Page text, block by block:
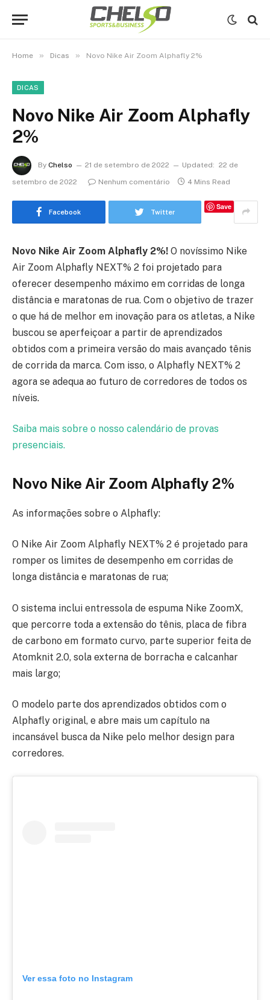
Home » Dicas » Novo Nike Air Zoom Alphafly 2%
DICAS
Novo Nike Air Zoom Alphafly
2%
By Chelso 21 de setembro de 2022 Updated: 22 de
setembro de 2022
Nenhum comentário 4 Mins Read
Facebook Twitter
Save
Novo Nike Air Zoom Alphafly 2%! O novíssimo Nike
Air Zoom Alphafly NEXT% 2 foi projetado para
oferecer desempenho máximo em corridas de longa
distância e maratonas de rua. Com o objetivo de trazer
o que há de melhor em inovação para os atletas, a Nike
buscou se aperfeiçoar a partir de aprendizados
obtidos com a primeira versão do mais avançado tênis
de corrida da marca. Com isso, o Alphafly NEXT% 2
agora se adequa ao futuro de corredores de todos os
níveis.
Saiba mais sobre o nosso calendário de provas
presenciais.
Novo Nike Air Zoom Alphafly 2%
As informações sobre o Alphafly:
O Nike Air Zoom Alphafly NEXT% 2 é projetado para
romper os limites de desempenho em corridas de
longa distância e maratonas de rua;
O sistema inclui entressola de espuma Nike ZoomX,
que percorre toda a extensão do tênis, placa de fibra
de carbono em formato curvo, parte superior feita de
Atomknit 2.0, sola externa de borracha e calcanhar
mais largo;
O modelo parte dos aprendizados obtidos com o
Alphafly original, e abre mais um capítulo na
incansável busca da Nike pelo melhor design para
corredores.
Ver essa foto no Instagram